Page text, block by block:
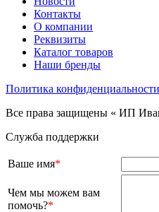
Контакты
О компании
Реквизиты
Каталог товаров
Наши бренды
Политика конфиденциальности
Все права защищены « ИП
Служба поддержки
Ваше имя*
Чем мы можем вам
помочь?*